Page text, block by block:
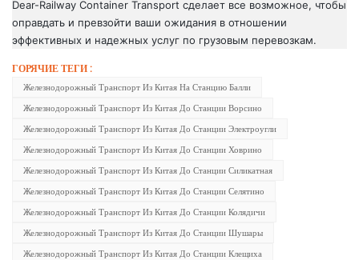
Dear-Railway Container Transport сделает все возможное, чтобы
оправдать и превзойти ваши ожидания в отношении
эффективных и надежных услуг по грузовым перевозкам.
ГОРЯЧИЕ ТЕГИ :
Железнодорожный Транспорт Из Китая На Станцию Балли
Железнодорожный Транспорт Из Китая До Станции Ворсино
Железнодорожный Транспорт Из Китая До Станции Электроугли
Железнодорожный Транспорт Из Китая До Станции Ховрино
Железнодорожный Транспорт Из Китая До Станции Силикатная
Железнодорожный Транспорт Из Китая До Станции Селятино
Железнодорожный Транспорт Из Китая До Станции Колядичи
Железнодорожный Транспорт Из Китая До Станции Шушары
Железнодорожный Транспорт Из Китая До Станции Клещиха